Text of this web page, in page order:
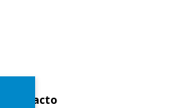
Contacto